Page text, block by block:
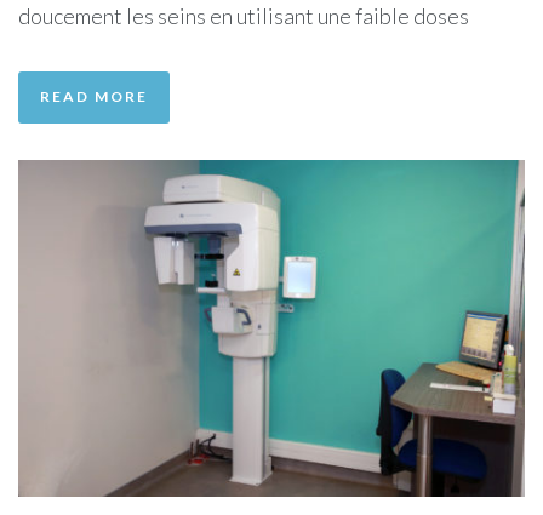
doucement les seins en utilisant une faible doses
READ MORE